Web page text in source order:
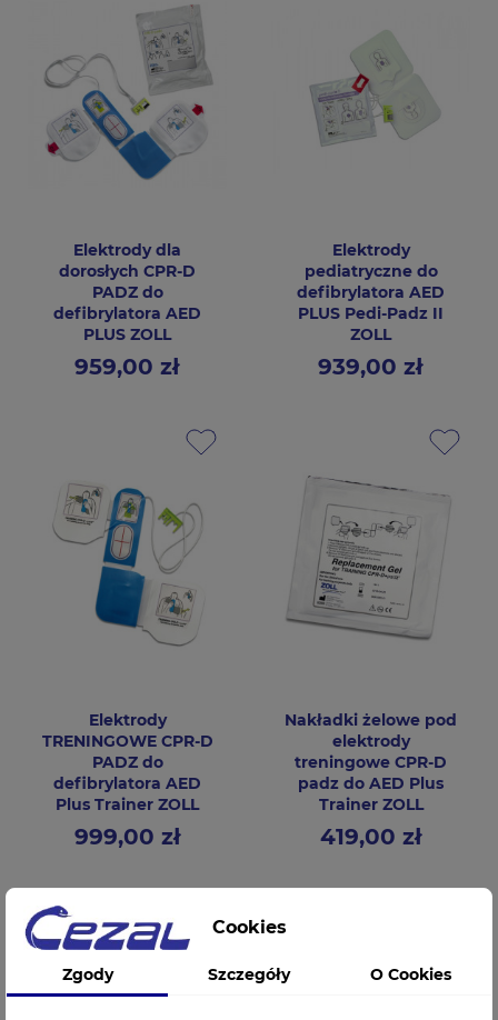
Elektrody dla
dorosłych CPR-D
PADZ do
defibrylatora AED
PLUS ZOLL
Cena959,00 zł
Elektrody
pediatryczne do
defibrylatora AED
PLUS Pedi-Padz II
ZOLL
Cena939,00 zł
Elektrody
TRENINGOWE CPR-D
PADZ do
defibrylatora AED
Plus Trainer ZOLL
Cena999,00 zł
Nakładki żelowe pod
elektrody
treningowe CPR-D
padz do AED Plus
Trainer ZOLL
Cena419,00 zł
Cookies
Zgody Szczegóły O Cookies